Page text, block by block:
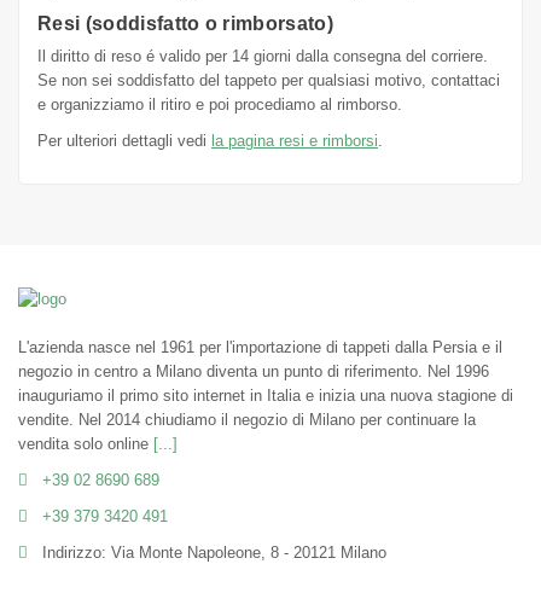
Resi (soddisfatto o rimborsato)
Il diritto di reso é valido per 14 giorni dalla consegna del corriere.
Se non sei soddisfatto del tappeto per qualsiasi motivo, contattaci
e organizziamo il ritiro e poi procediamo al rimborso.
Per ulteriori dettagli vedi la pagina resi e rimborsi
L'azienda nasce nel 1961 per l'importazione di tappeti dalla Persia e il
negozio in centro a Milano diventa un punto di riferimento. Nel 1996
inauguriamo il primo sito internet in Italia e inizia una nuova stagione di
vendite. Nel 2014 chiudiamo il negozio di Milano per continuare la
vendita solo online [...]
+39 02 8690 689
+39 379 3420 491
Indirizzo: Via Monte Napoleone, 8 - 20121 Milano